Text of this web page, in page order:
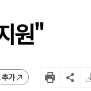
원"
가